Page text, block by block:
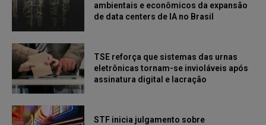
ambientais e econômicos da expansão
de data centers de IA no Brasil
TSE reforça que sistemas das urnas
eletrônicas tornam-se invioláveis após
assinatura digital e lacração
STF inicia julgamento sobre